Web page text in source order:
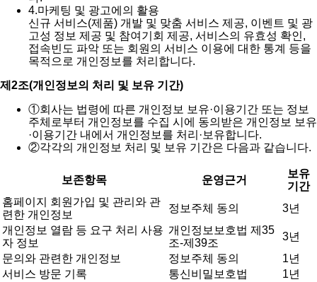
4.마케팅 및 광고에의 활용
신규 서비스(제품) 개발 및 맞춤 서비스 제공, 이벤트 및 광
고성 정보 제공 및 참여기회 제공, 서비스의 유효성 확인,
접속빈도 파악 또는 회원의 서비스 이용에 대한 통계 등을
목적으로 개인정보를 처리합니다.
제2조(개인정보의 처리 및 보유 기간)
①회사는 법령에 따른 개인정보 보유·이용기간 또는 정보
주체로부터 개인정보를 수집 시에 동의받은 개인정보 보유
·이용기간 내에서 개인정보를 처리·보유합니다.
②각각의 개인정보 처리 및 보유 기간은 다음과 같습니다.
보존항목 운영근거
보유
기간
홈페이지 회원가입 및 관리와 관
련한 개인정보
정보주체 동의
3년
개인정보 열람 등 요구 처리 사용
자 정보
개인정보보호법 제35
조-제39조
3년
문의와 관련한 개인정보
정보주체 동의
1년
서비스 방문 기록
통신비밀보호법
1년